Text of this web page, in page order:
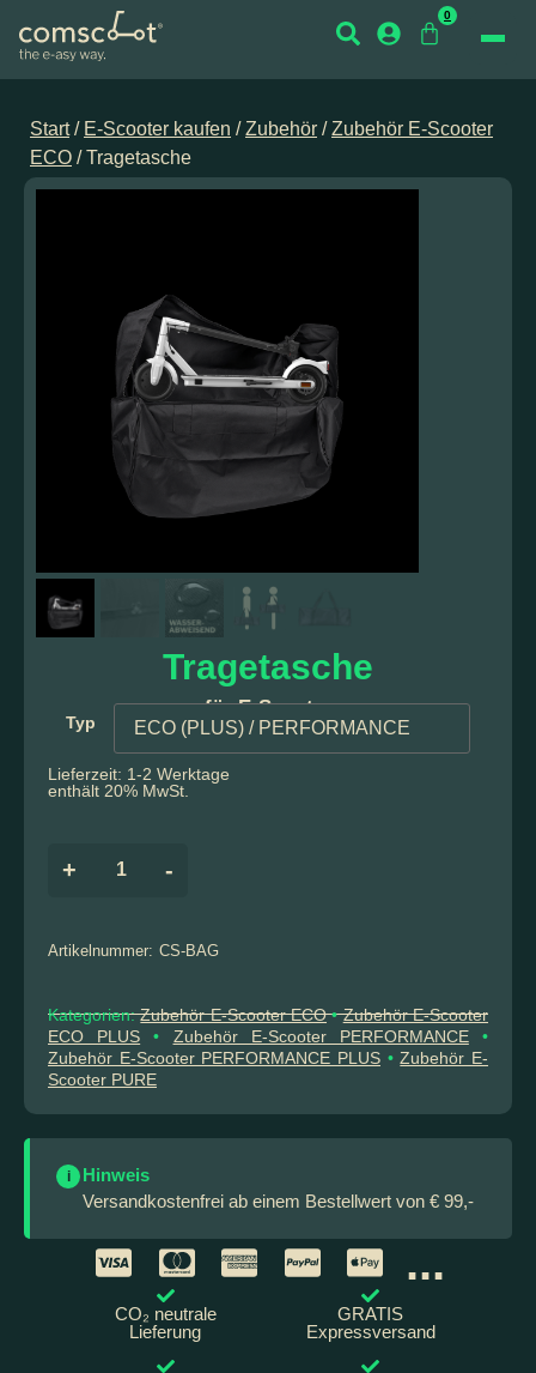
0
Start/ E-Scooter kaufen /Zubehör /Zubehör E-Scooter
ECO / Tragetasche
Tragetasche
für E-Scooter
Typ
Lieferzeit: 1-2 Werktage
enthält 20% MwSt.
+ -
Artikelnummer: CS-BAG
Kategorien:Zubehör E-Scooter ECO•Zubehör E-Scooter
ECO PLUS • Zubehör E-Scooter PERFORMANCE•
Zubehör E-Scooter PERFORMANCE PLUS •Zubehör E-
Scooter PURE
i
Hinweis
Versandkostenfrei ab einem Bestellwert von € 99,-
...
CO₂ neutrale
Lieferung
GRATIS
Expressversand